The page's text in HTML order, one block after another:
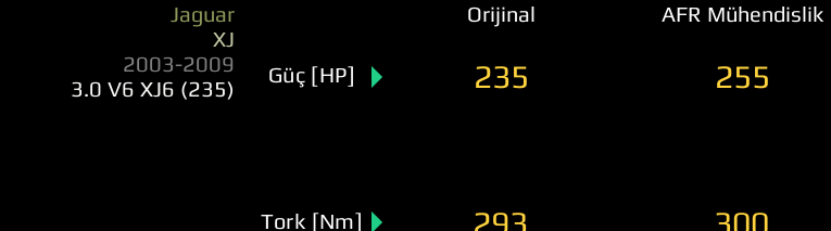
Jaguar
XJ
2003-2009
3.0 V6 XJ6 (235)
Orijinal AFR Mühendislik
Güç [HP] 235 255
Tork [Nm] 293 300